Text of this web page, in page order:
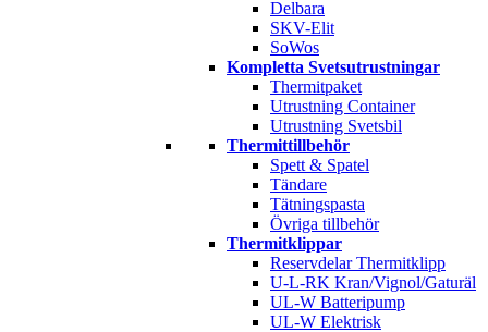
Delbara
SKV-Elit
SoWos
Kompletta Svetsutrustningar
Thermitpaket
Utrustning Container
Utrustning Svetsbil
Thermittillbehör
Spett & Spatel
Tändare
Tätningspasta
Övriga tillbehör
Thermitklippar
Reservdelar Thermitklipp
U-L-RK Kran/Vignol/Gaturäl
UL-W Batteripump
UL-W Elektrisk